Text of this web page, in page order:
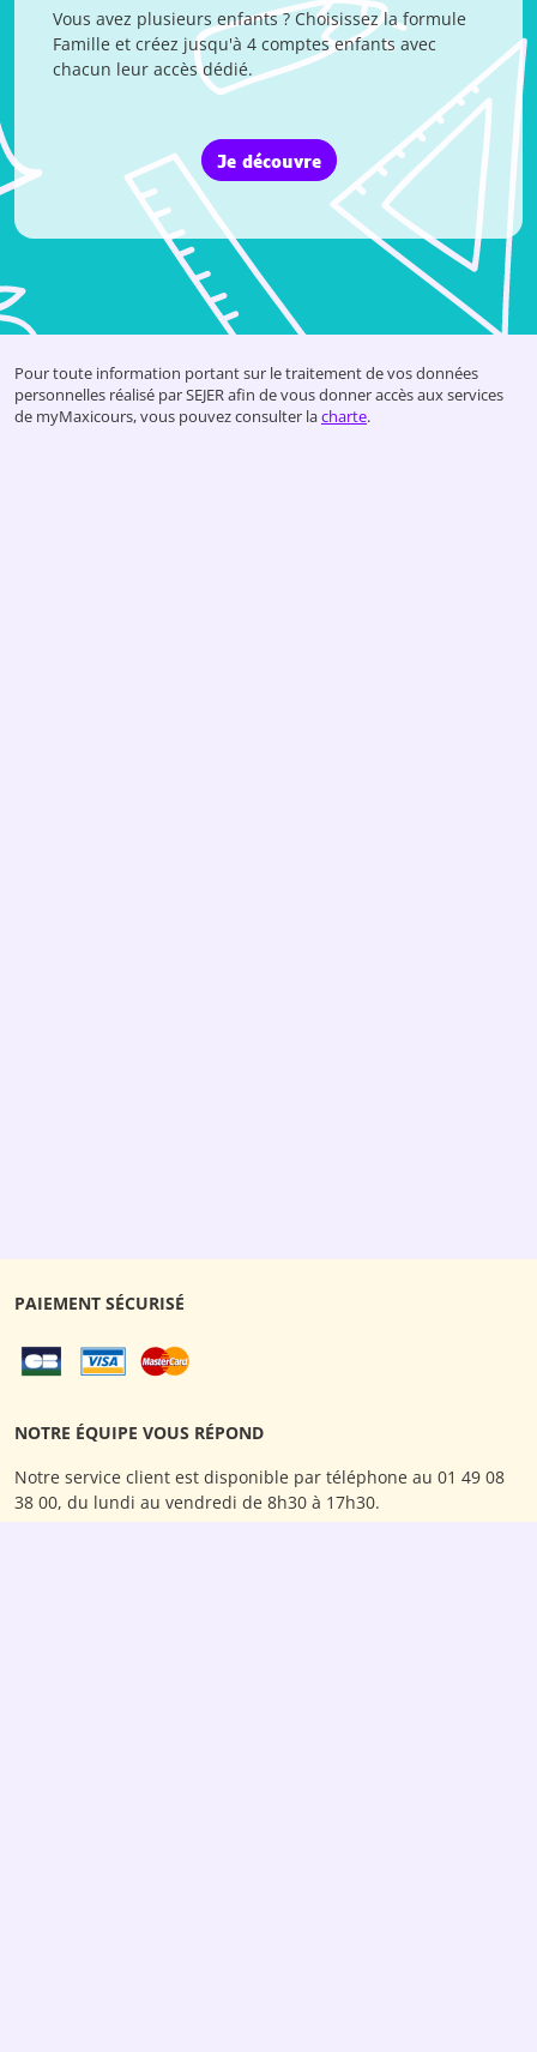
Vous avez plusieurs enfants ? Choisissez la formule
Famille et créez jusqu'à 4 comptes enfants avec
chacun leur accès dédié.
Je découvre
Pour toute information portant sur le traitementde vos données
personnelles réalisé par SEJERafin de vous donner accès aux services
de myMaxicours, vous pouvez consulter lacharte.
PAIEMENT SÉCURISÉ
NOTRE ÉQUIPE VOUS RÉPOND
Notre service client est disponible par téléphone au 01 49 08
38 00, du lundi au vendredi de 8h30 à 17h30.